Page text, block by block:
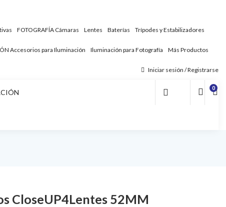
FOTOGRAFÍA Cámaras Lentes Baterías Trípodes y Estabilizadores
Accesorios para Iluminación Iluminación para Fotografía Más Productos
Iniciar sesión / Registrarse
0
CloseUP4Lentes 52MM